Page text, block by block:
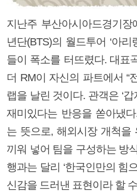
지난주 부산아시아드경기
년단(BTS)의 월드투어 ‘아
들이 폭소를 터뜨렸다. 대표
더 RM이 자신의 파트에서 “
랩을 날린 것이다. 관객은 ‘
재미있다는 반응을 쏟아냈
는 뜻으로, 해외시장 개척
끼워 넣어 팀을 구성하는 방
행과는 달리 ‘한국인만의 힘
신감을 드러낸 표현이라 할